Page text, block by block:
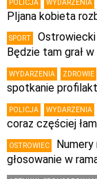
POLICJA WYDARZENIA
PIjana kobieta
SPORT
Ostrowiecki
Będzie tam grał
WYDARZENIA ZDROWIE
spotkanie
POLICJA WYDARZENIA
coraz częściej
OSTROWIEC
głosowanie w